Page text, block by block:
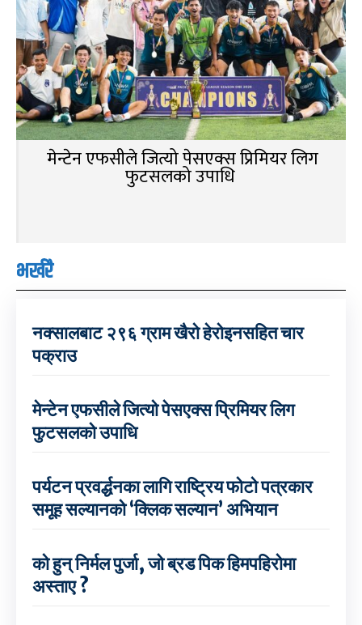
मेन्टेन एफसीले जित्यो पेसएक्स प्रिमियर लिग
फुटसलको उपाधि
भर्खरै
नक्सालबाट २९६ ग्राम खैरो हेरोइनसहित चार
पक्राउ
मेन्टेन एफसीले जित्यो पेसएक्स प्रिमियर लिग
फुटसलको उपाधि
पर्यटन प्रवर्द्धनका लागि राष्ट्रिय फोटो पत्रकार
समूह सल्यानको ‘क्लिक सल्यान’ अभियान
को हुन् निर्मल पुर्जा, जो ब्रड पिक हिमपहिरोमा
अस्ताए ?